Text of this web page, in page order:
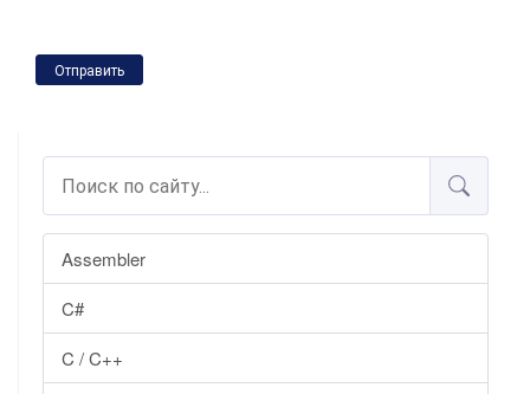
Assembler
C#
C / C++
Отправить